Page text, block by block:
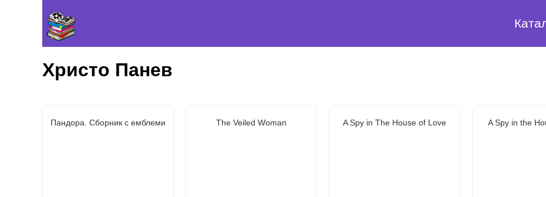
Христо Панев
Пандора. Сборник с емблеми The Veiled Woman A Spy in The House of Love A Spy in the